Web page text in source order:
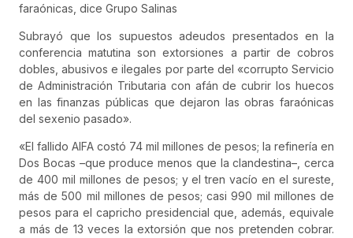
faraónicas, dice Grupo Salinas
Subrayó que los supuestos adeudos presentados en la
conferencia matutina son extorsiones a partir de cobros
dobles, abusivos e ilegales por parte del «corrupto Servicio
de Administración Tributaria con afán de cubrir los huecos
en las finanzas públicas que dejaron las obras faraónicas
del sexenio pasado».
«El fallido AIFA costó 74 mil millones de pesos; la refinería en
Dos Bocas –que produce menos que la clandestina–, cerca
de 400 mil millones de pesos; y el tren vacío en el sureste,
más de 500 mil millones de pesos; casi 990 mil millones de
pesos para el capricho presidencial que, además, equivale
a más de 13 veces la extorsión que nos pretenden cobrar.